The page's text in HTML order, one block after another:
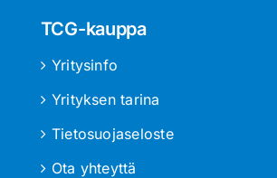
TCG-kauppa
Yritysinfo
Yrityksen tarina
Tietosuojaseloste
Ota yhteyttä